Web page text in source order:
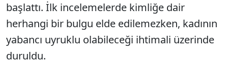
başlattı. İlk incelemelerde kimliğe dair
herhangi bir bulgu elde edilemezken, kadının
yabancı uyruklu olabileceği ihtimali üzerinde
duruldu.